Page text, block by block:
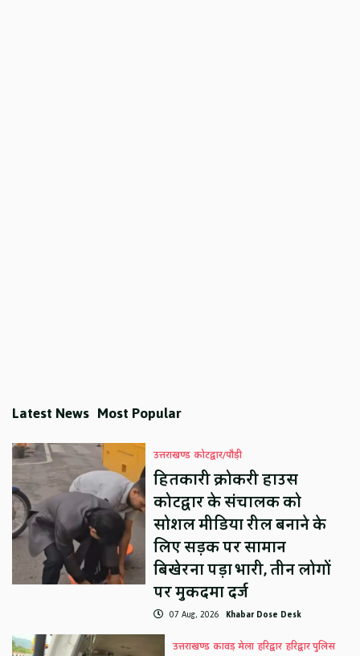
Latest News Most Popular
उत्तराखण्ड कोटद्वार/पौड़ी
हितकारी क्रोकरी हाउस
कोटद्वार के संचालक को
सोशल मीडिया रील बनाने के
लिए सड़क पर सामान
बिखेरना पड़ा भारी, तीन लोगों
पर मुकदमा दर्ज
07 Aug, 2026 Khabar Dose Desk
उत्तराखण्ड कावड़ मेला हरिद्वार हरिद्वार पुलिस